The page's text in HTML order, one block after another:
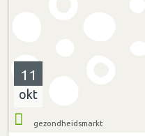
11
okt
gezondheidsmarkt